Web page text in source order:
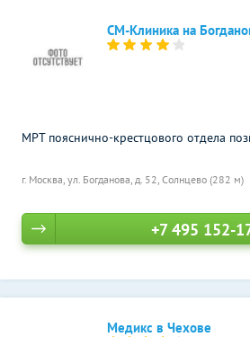
СМ-Клиника на
г. Москва, ул. Богданова, д. 52, Солнцево (282 м)
МРТ пояснично-крестцового отдела
+7 495 152-
Медикс в Чехове